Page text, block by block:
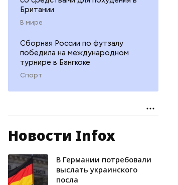
Британии
В мире
Сборная России по футзалу
победила на международном
турнире в Бангкоке
Спорт
Новости Infox
В Германии потребовали
выслать украинского
посла